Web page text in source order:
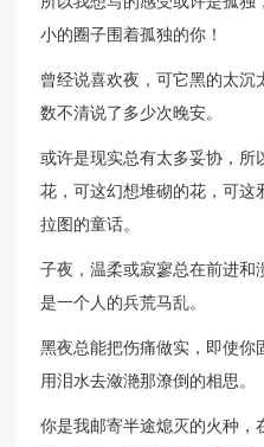
小的圈子围着孤独的你！
曾经说喜欢夜，可它黑的太
数不清说了多少次晚安。
或许是现实总有太多妥协，所
花，可这幻想堆砌的花，可这
拉图的童话。
子夜，温柔或寂寥总在前进和
是一个人的兵荒马乱。
黑夜总能把伤痛做实，即使你
用泪水去潋滟那潦倒的相思。
你是我邮寄半途熄灭的火种，